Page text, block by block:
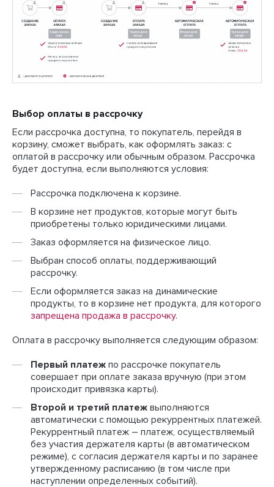
Выбор оплаты в рассрочку
Если рассрочка доступна, то покупатель, перейдя в
корзину, сможет выбрать, как оформлять заказ: с
оплатой в рассрочку или обычным образом. Рассрочка
будет доступна, если выполняются условия:
Рассрочка подключена к корзине.
В корзине нет продуктов, которые могут быть
приобретены только юридическими лицами.
Заказ оформляется на физическое лицо.
Выбран способ оплаты, поддерживающий
рассрочку.
Если оформляется заказ на динамические
продукты, то в корзине нет продукта, для которого
запрещена продажа в рассрочку.
Оплата в рассрочку выполняется следующим образом:
Первый платеж по рассрочке покупатель
совершает при оплате заказа вручную (при этом
происходит привязка карты).
Второй и третий платеж выполняются
автоматически с помощью рекуррентных платежей.
Рекуррентный платеж – платеж, осуществляемый
без участия держателя карты (в автоматическом
режиме), с согласия держателя карты и по заранее
утвержденному расписанию (в том числе при
наступлении определенных событий).